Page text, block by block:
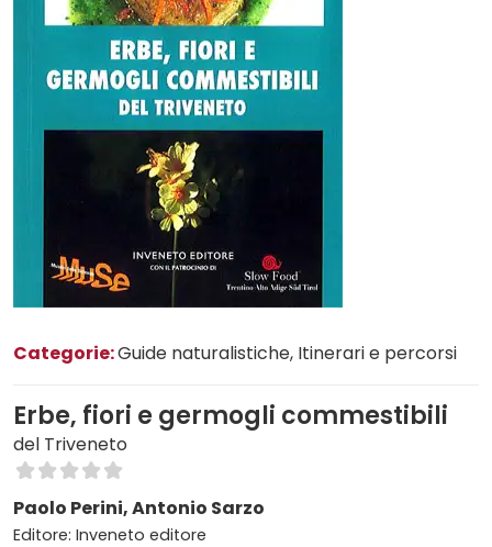
Categorie:Guide naturalistiche, Itinerari e percorsi
Erbe, fiori e germogli commestibili
del Triveneto
Paolo Perini, Antonio Sarzo
Editore: Inveneto editore